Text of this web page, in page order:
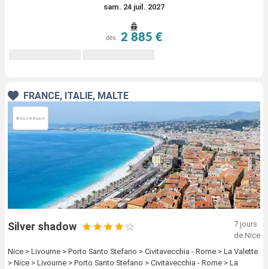
sam. 24 juil. 2027
dès 2 885 €
FRANCE, ITALIE, MALTE
Silver shadow
7 jours
de Nice
Nice > Livourne > Porto Santo Stefano > Civitavecchia - Rome > La Valette
> Nice > Livourne > Porto Santo Stefano > Civitavecchia - Rome > La